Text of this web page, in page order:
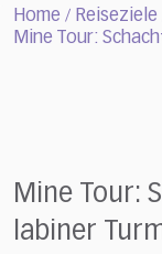
Home / Reiseziele
Mine Tour:
Mine Tour:
labiner